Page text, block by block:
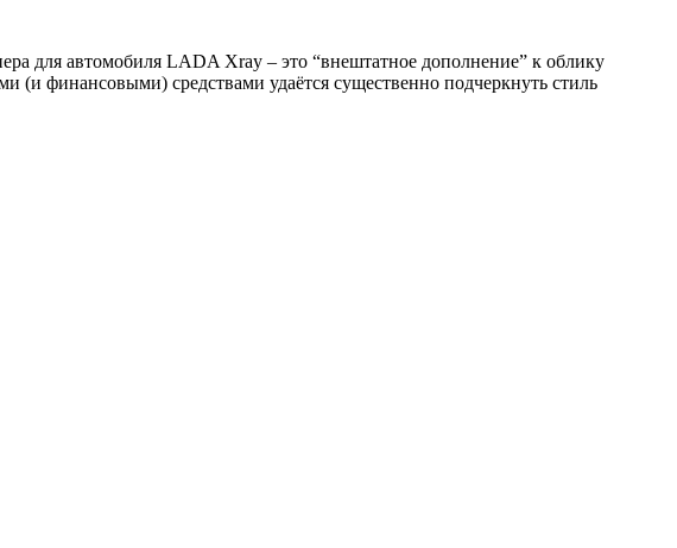
для автомобиля LADA Xray – это “внештатное дополнение” к облику
финансовыми) средствами удаётся существенно подчеркнуть стиль